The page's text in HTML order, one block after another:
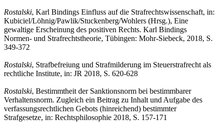
Rostalski, Karl Bindings Einfluss auf die Strafrechtswissenschaft, in:
Kubiciel/Löhnig/Pawlik/Stuckenberg/Wohlers (Hrsg.), Eine
gewaltige Erscheinung des positiven Rechts. Karl Bindings
Normen- und Strafrechtstheorie, Tübingen: Mohr-Siebeck, 2018, S.
349-372
Rostalski, Strafbefreiung und Strafmilderung im Steuerstrafrecht als
rechtliche Institute, in: JR 2018, S. 620-628
Rostalski, Bestimmtheit der Sanktionsnorm bei bestimmbarer
Verhaltensnorm. Zugleich ein Beitrag zu Inhalt und Aufgabe des
verfassungsrechtlichen Gebots (hinreichend) bestimmter
Strafgesetze, in: Rechtsphilosophie 2018, S. 157-171